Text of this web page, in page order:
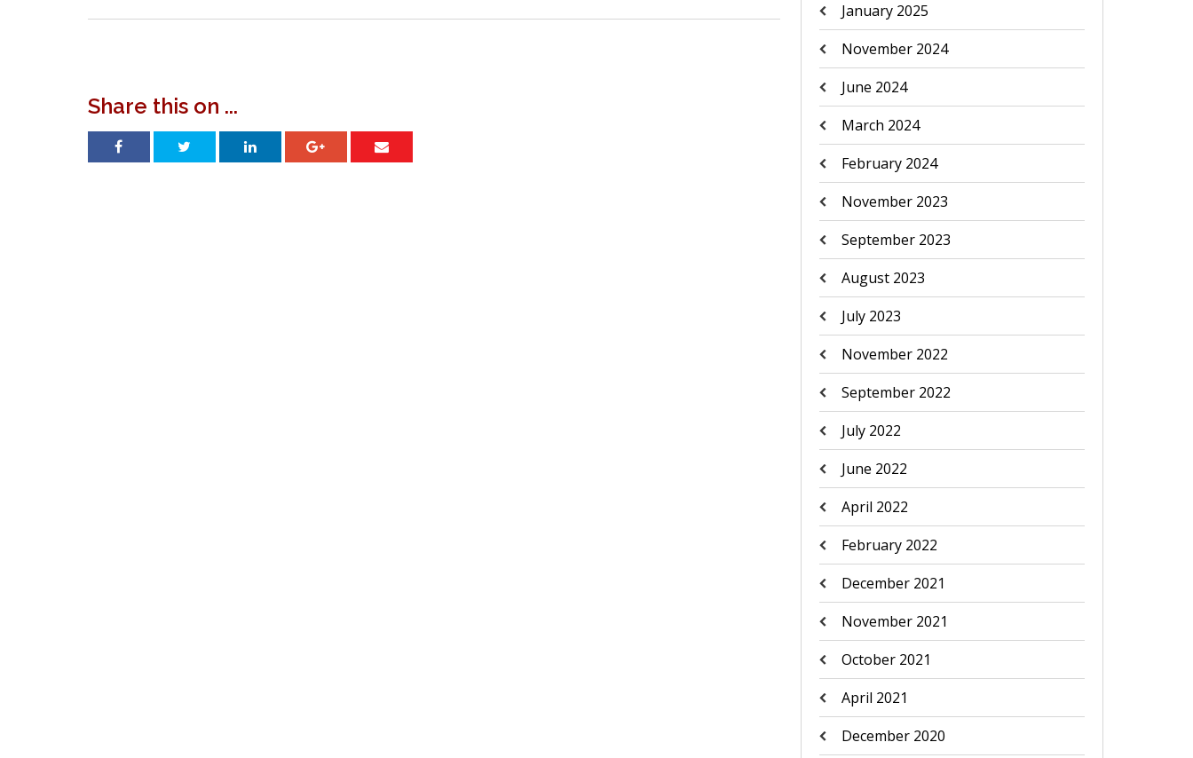
navigation
Share this on ...
January 2025
November 2024
June 2024
March 2024
February 2024
November 2023
September 2023
August 2023
July 2023
November 2022
September 2022
July 2022
June 2022
April 2022
February 2022
December 2021
November 2021
October 2021
April 2021
December 2020